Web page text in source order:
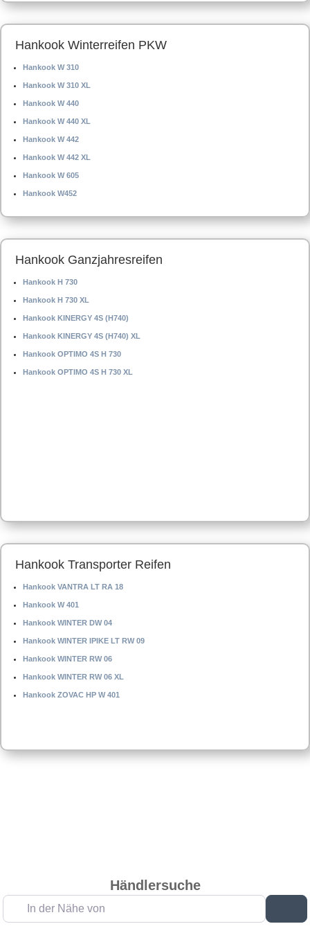
Hankook Winterreifen PKW
Hankook W 310
Hankook W 310 XL
Hankook W 440
Hankook W 440 XL
Hankook W 442
Hankook W 442 XL
Hankook W 605
Hankook W452
Hankook Ganzjahresreifen
Hankook H 730
Hankook H 730 XL
Hankook KINERGY 4S (H740)
Hankook KINERGY 4S (H740) XL
Hankook OPTIMO 4S H 730
Hankook OPTIMO 4S H 730 XL
Hankook Transporter Reifen
Hankook VANTRA LT RA 18
Hankook W 401
Hankook WINTER DW 04
Hankook WINTER IPIKE LT RW 09
Hankook WINTER RW 06
Hankook WINTER RW 06 XL
Hankook ZOVAC HP W 401
Händlersuche
In der Nähe von